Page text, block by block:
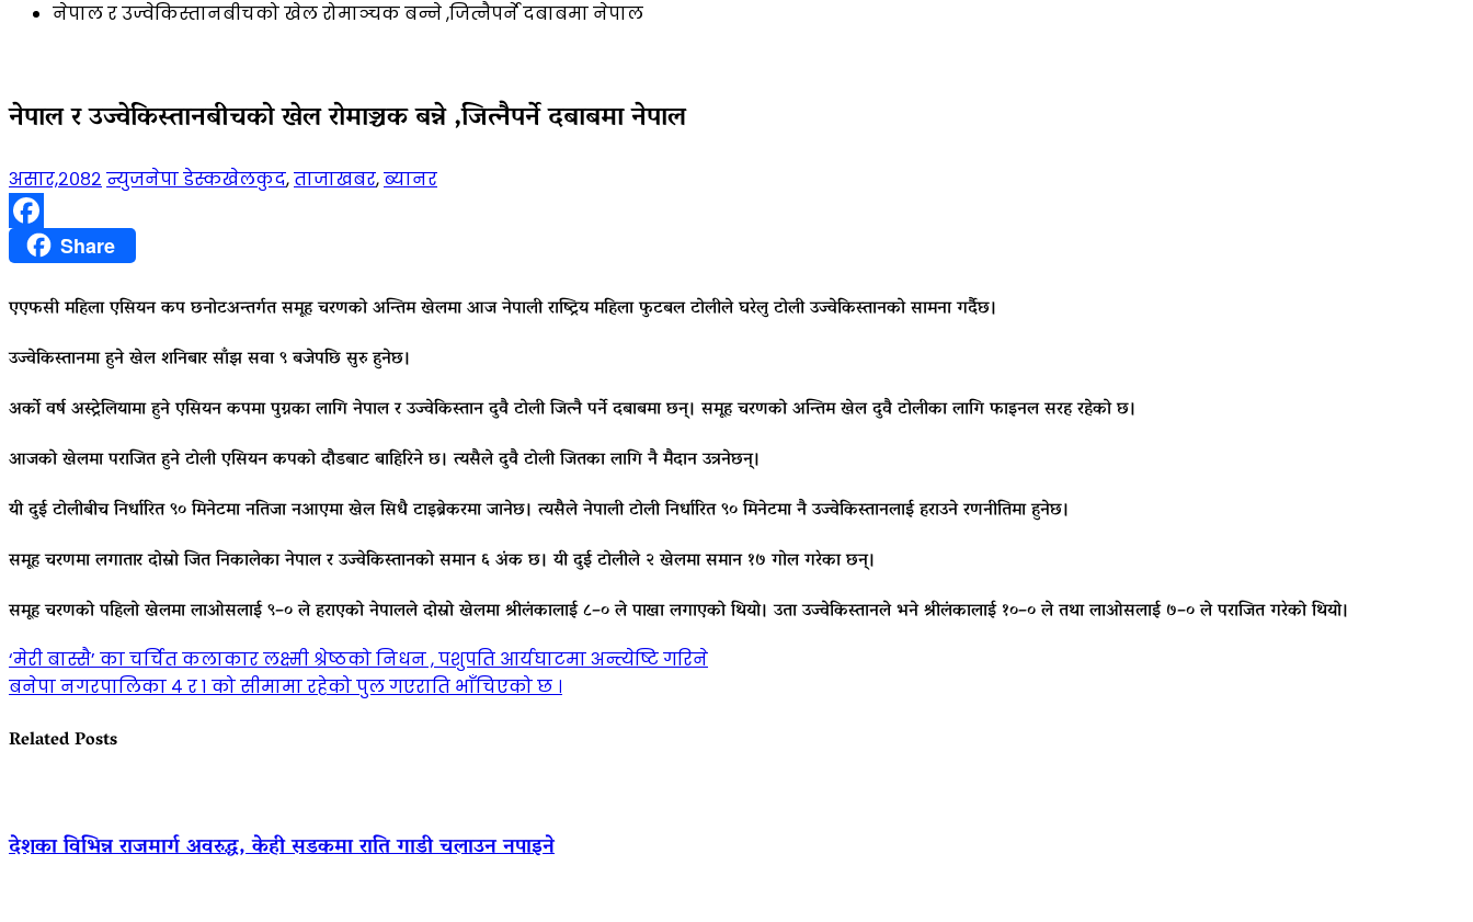
नेपाल र उज्वेकिस्तानबीचको खेल रोमाञ्चक बन्ने ,जित्नैपर्ने दबाबमा नेपाल
नेपाल र उज्वेकिस्तानबीचको खेल रोमाञ्चक बन्ने ,जित्नैपर्ने दबाबमा नेपाल
असार,२०८२ न्युजनेपा डेस्कखेलकुद,ताजाखबर,ब्यानर
FacebookShare
एएफसी महिला एसियन कप छनोटअन्तर्गत समूह चरणको अन्तिम खेलमा आज नेपाली राष्ट्रिय महिला फुटबल टोलीले घरेलु टोली उज्वेकिस्तानको सामना गर्दैछ।
उज्वेकिस्तानमा हुने खेल शनिबार साँझ सवा ९ बजेपछि सुरु हुनेछ।
अर्को वर्ष अस्ट्रेलियामा हुने एसियन कपमा पुग्नका लागि नेपाल र उज्वेकिस्तान दुवै टोली जित्नै पर्ने दबाबमा छन्। समूह चरणको अन्तिम खेल दुवै टोलीका लागि फाइनल सरह रहेको छ।
आजको खेलमा पराजित हुने टोली एसियन कपको दौडबाट बाहिरिने छ। त्यसैले दुवै टोली जितका लागि नै मैदान उत्रनेछन्।
यी दुई टोलीबीच निर्धारित ९० मिनेटमा नतिजा नआएमा खेल सिधै टाइब्रेकरमा जानेछ। त्यसैले नेपाली टोली निर्धारित ९० मिनेटमा नै उज्वेकिस्तानलाई हराउने रणनीतिमा हुनेछ।
समूह चरणमा लगातार दोस्रो जित निकालेका नेपाल र उज्वेकिस्तानको समान ६ अंक छ। यी दुई टोलीले २ खेलमा समान १७ गोल गरेका छन्।
समूह चरणको पहिलो खेलमा लाओसलाई ९–० ले हराएको नेपालले दोस्रो खेलमा श्रीलंकालाई ८–० ले पाखा लगाएको थियो। उता उज्वेकिस्तानले भने श्रीलंकालाई १०–० ले तथा लाओसलाई ७–० ले पराजित गरेको थियो।
Post
navigation
‘मेरी बास्सै’ का चर्चित कलाकार लक्ष्मी श्रेष्ठको निधन , पशुपति आर्यघाटमा अन्त्येष्टि गरिने
बनेपा नगरपालिका ४ र १ को सीमामा रहेको पुल गएराति भाँचिएको छ ।
Related Posts
देशका विभिन्न राजमार्ग अवरुद्ध, केही सडकमा राति गाडी चलाउन नपाइने